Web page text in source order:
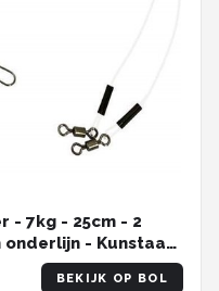
- 7kg - 25cm - 2
- Kunstaas
BEKIJK OP BOL